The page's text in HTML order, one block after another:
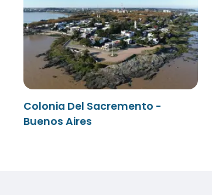
Colonia Del Sacremento -
Buenos Aires